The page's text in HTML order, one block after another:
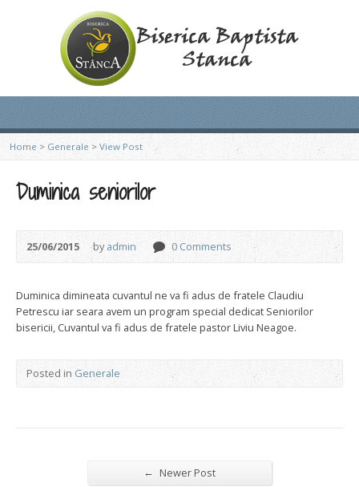
Home > Generale > View Post
Duminica seniorilor
25/06/2015 byadmin 0 Comments
Duminica dimineata cuvantul ne va fi adus de fratele Claudiu
Petrescu iar seara avem un program special dedicat Seniorilor
bisericii, Cuvantul va fi adus de fratele pastor Liviu Neagoe.
Posted in Generale
← Newer Post